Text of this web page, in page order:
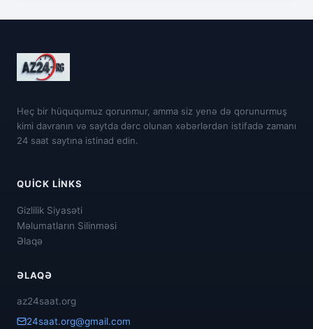
Heç bir hüququmuz qorunmur, amma siz yenə də qorunurmuş
kimi davranın və saytda dərc olunan xəbərlərdən istifadə zamanı
24 saat saytına istinad edin.
QUICK LINKS
Gizlilik Siyasəti
Məlumatların Silinməsi
Əlaqə
ƏLAQƏ
az24saat.org
24saat.org@gmail.com